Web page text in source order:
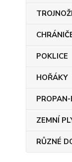
POKLICE
HOŘÁKY
ZEMNÍ
RŮZNÉ